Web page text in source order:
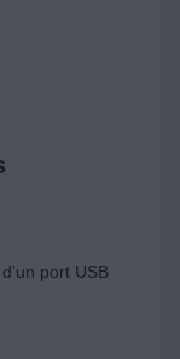
port USB